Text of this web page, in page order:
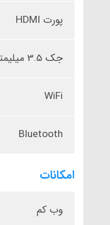
پورت HDMI
جک 3.5 میلیمتری
WiFi
Bluetooth
امکانات
وب کم